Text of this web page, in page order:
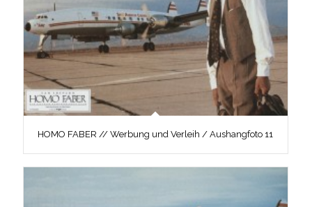
HOMO FABER // Werbung und Verleih / Aushangfoto 11